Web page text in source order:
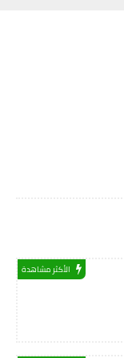
الأكثر مشاهدة